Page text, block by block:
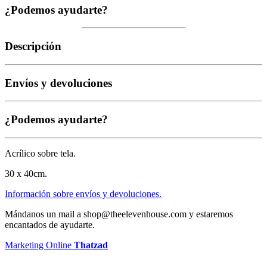
¿Podemos ayudarte?
Descripción
Envíos y devoluciones
¿Podemos ayudarte?
Acrílico sobre tela.
30 x 40cm.
Información sobre envíos y devoluciones.
Mándanos un mail a shop@theelevenhouse.com y estaremos
encantados de ayudarte.
Marketing Online Thatzad